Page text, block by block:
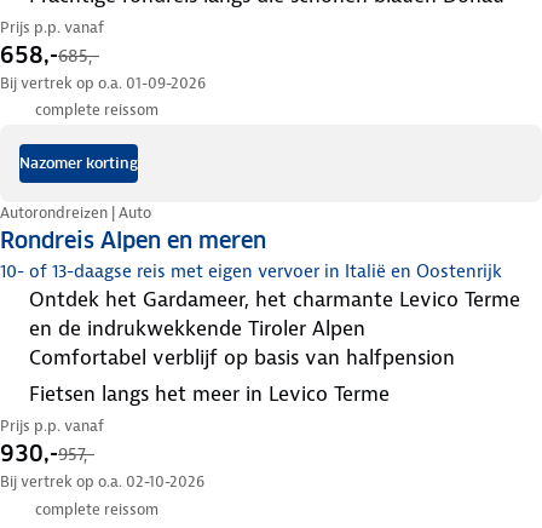
Prijs p.p. vanaf
658,-685,-
Bij vertrek op o.a. 01-09-2026
complete reissom
Nazomer korting
Rondreis Alpen en meren
Autorondreizen | Auto
10- of 13-daagse reis met eigen vervoer in Italië en Oostenrijk
ontdek het Gardameer, het charmante Levico Terme
en de indrukwekkende Tiroler Alpen
comfortabel verblijf op basis van halfpension
fietsen langs het meer in Levico Terme
Prijs p.p. vanaf
930,-957,-
Bij vertrek op o.a. 02-10-2026
complete reissom